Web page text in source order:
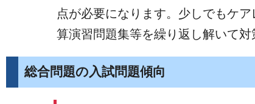
点が必要になります。少しでもケ
算演習問題集等を繰り返し解いて対
総合問題の入試問題傾向